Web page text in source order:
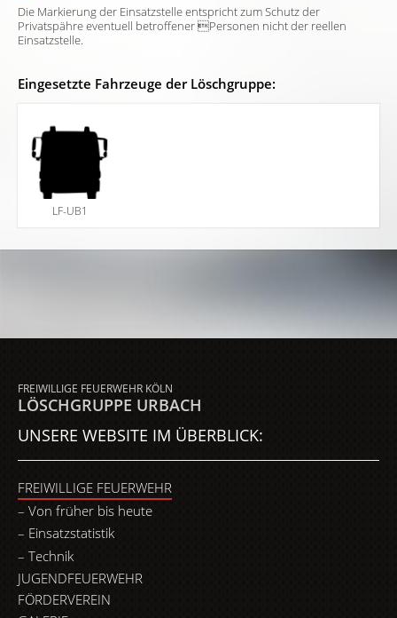
Die Markierung der Einsatzstelle entspricht zum Schutz der
Privatspähre eventuell betroffener Personen nicht der reellen
Einsatzstelle.
Eingesetzte Fahrzeuge der Löschgruppe:
LF-UB1
FREIWILLIGE FEUERWEHR KÖLN
LÖSCHGRUPPE URBACH
UNSERE WEBSITE IM ÜBERBLICK:
FREIWILLIGE FEUERWEHR
Von früher bis heute
Einsatzstatistik
Technik
JUGENDFEUERWEHR
FÖRDERVEREIN